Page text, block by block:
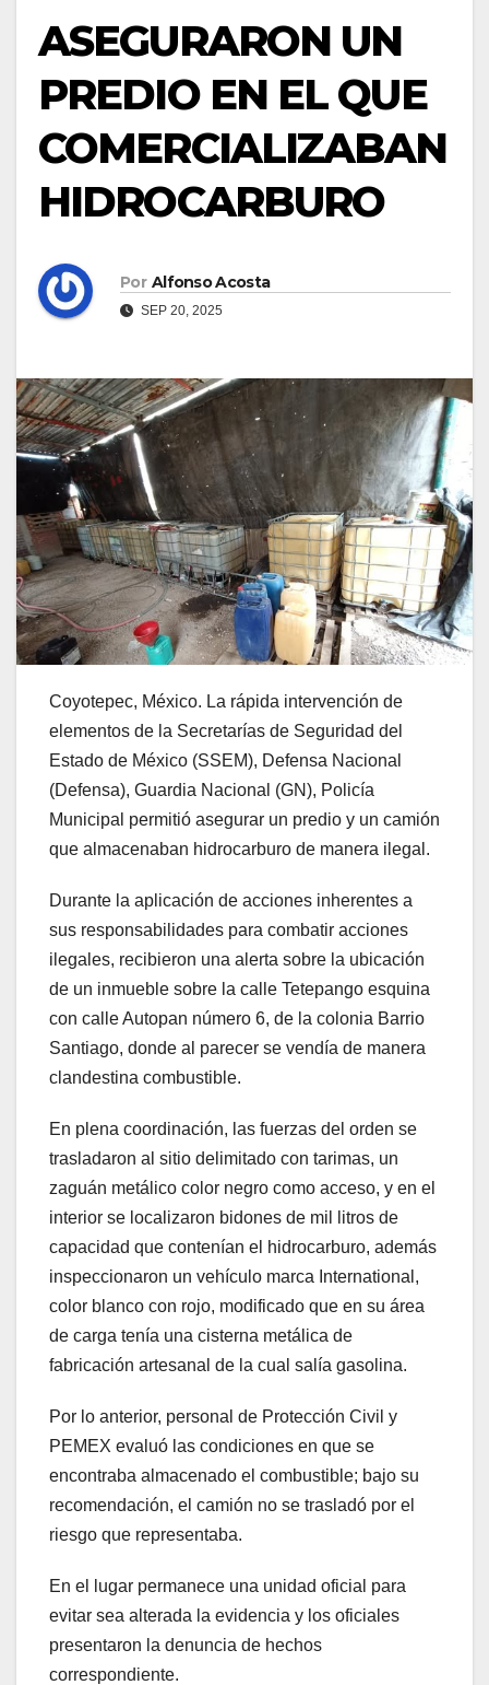
ASEGURARON UN
PREDIO EN EL QUE
COMERCIALIZABAN
HIDROCARBURO
Por Alfonso Acosta
SEP 20, 2025
Coyotepec, México. La rápida intervención de
elementos de la Secretarías de Seguridad del
Estado de México (SSEM), Defensa Nacional
(Defensa), Guardia Nacional (GN), Policía
Municipal permitió asegurar un predio y un camión
que almacenaban hidrocarburo de manera ilegal.
Durante la aplicación de acciones inherentes a
sus responsabilidades para combatir acciones
ilegales, recibieron una alerta sobre la ubicación
de un inmueble sobre la calle Tetepango esquina
con calle Autopan número 6, de la colonia Barrio
Santiago, donde al parecer se vendía de manera
clandestina combustible.
En plena coordinación, las fuerzas del orden se
trasladaron al sitio delimitado con tarimas, un
zaguán metálico color negro como acceso, y en el
interior se localizaron bidones de mil litros de
capacidad que contenían el hidrocarburo, además
inspeccionaron un vehículo marca International,
color blanco con rojo, modificado que en su área
de carga tenía una cisterna metálica de
fabricación artesanal de la cual salía gasolina.
Por lo anterior, personal de Protección Civil y
PEMEX evaluó las condiciones en que se
encontraba almacenado el combustible; bajo su
recomendación, el camión no se trasladó por el
riesgo que representaba.
En el lugar permanece una unidad oficial para
evitar sea alterada la evidencia y los oficiales
presentaron la denuncia de hechos
correspondiente.